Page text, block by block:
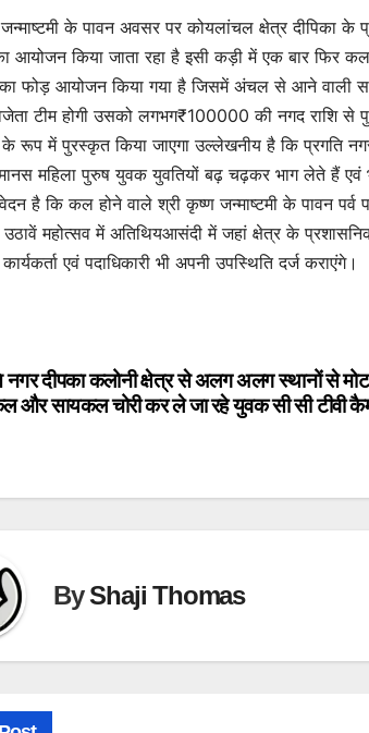
के पावन अवसर पर कोयलांचल क्षेत्र दीपिका
आयोजन किया जाता रहा है इसी कड़ी में एक बार फिर
फोड़ आयोजन किया गया है जिसमें अंचल से आने वाली
टीम होगी उसको लगभग₹100000 की नगद राशि से
के रूप में पुरस्कृत किया जाएगा उल्लेखनीय है कि प्रगति
महिला पुरुष युवक युवतियों बढ़ चढ़कर भाग लेते हैं
है कि कल होने वाले श्री कृष्ण जन्माष्टमी के पावन
महोत्सव में अतिथियआसंदी में जहां क्षेत्र के
एवं पदाधिकारी भी अपनी उपस्थिति दर्ज कराएंगे।
नगर दीपका कलोनी क्षेत्र से अलग अलग स्थानों से
और सायकल चोरी कर ले जा रहे युवक सी सी टीवी
ByShaji Thomas